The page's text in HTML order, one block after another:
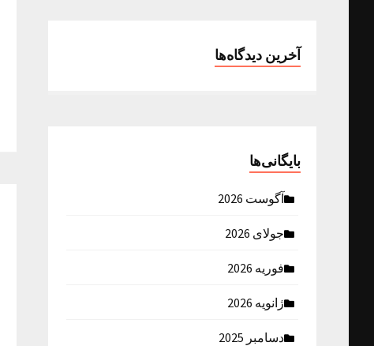
آخرین دیدگاه‌ها
بایگانی‌ها
آگوست 2026
جولای 2026
فوریه 2026
ژانویه 2026
دسامبر 2025